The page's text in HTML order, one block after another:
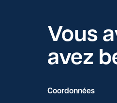
Vous
avez
Coordonnées